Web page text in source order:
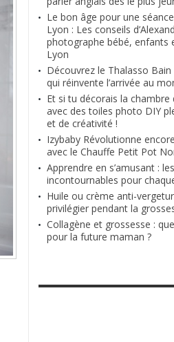
Le bon âge pour une
Lyon : Les conseils
photographe bébé, enfants
Lyon
Découvrez le Thalasso
qui réinvente l’arrivée au
Et si tu décorais la
avec des toiles photo DIY
et de créativité !
Izybaby Révolutionne
avec le Chauffe Petit Pot
Apprendre en s’amusant :
incontournables pour
Huile ou crème anti-
privilégier pendant la
Collagène et grossesse :
pour la future maman ?